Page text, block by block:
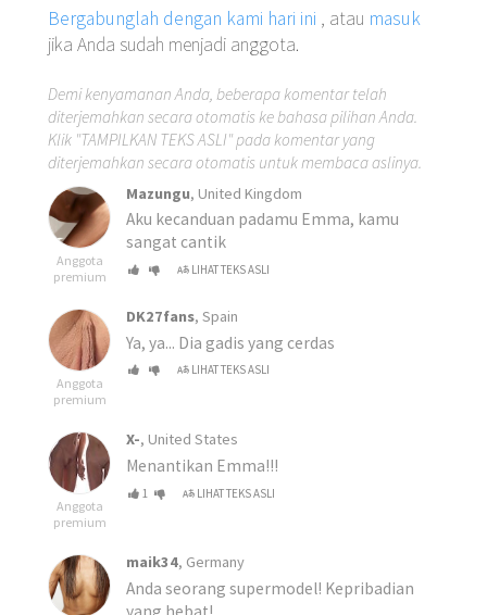
Bergabunglah dengan kami hari ini , atau masuk
jika Anda sudah menjadi anggota.
Demi kenyamanan Anda, beberapa komentar telah
diterjemahkan secara otomatis ke bahasa pilihan Anda.
Klik "TAMPILKAN TEKS ASLI" pada komentar yang
diterjemahkan secara otomatis untuk membaca aslinya.
Anggota
premium
Mazungu, United Kingdom
Aku kecanduan padamu Emma, kamu
sangat cantik
LIHAT TEKS ASLI
Anggota
premium
DK27fans, Spain
Ya, ya... Dia gadis yang cerdas
LIHAT TEKS ASLI
Anggota
premium
X-, United States
Menantikan Emma!!!
1 LIHAT TEKS ASLI
maik34, Germany
Anda seorang supermodel! Kepribadian